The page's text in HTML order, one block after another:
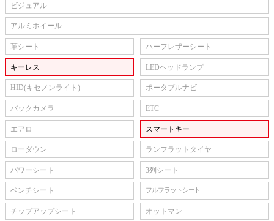
ビジュアル
アルミホイール
革シート ハーフレザーシート
キーレス LEDヘッドランプ
HID(キセノンライト) ポータブルナビ
バックカメラ ETC
エアロ スマートキー
ローダウン ランフラットタイヤ
パワーシート 3列シート
ベンチシート フルフラットシート
チップアップシート オットマン